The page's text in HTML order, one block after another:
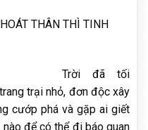
THÂN THÌ TINH
Trời đã tối
trại nhỏ, đơn độc xây
cướp phá và gặp ai giết
để có thể đi báo quan